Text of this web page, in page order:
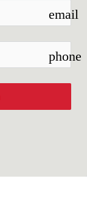
email
phone